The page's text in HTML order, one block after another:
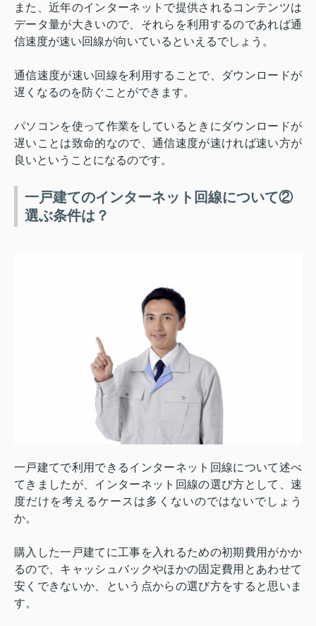
また、近年のインターネットで提供されるコンテンツは
データ量が大きいので、それらを利用するのであれば通
信速度が速い回線が向いているといえるでしょう。
通信速度が速い回線を利用することで、ダウンロードが
遅くなるのを防ぐことができます。
パソコンを使って作業をしているときにダウンロードが
遅いことは致命的なので、通信速度が速ければ速い方が
良いということになるのです。
一戸建てのインターネット回線について②
選ぶ条件は？
一戸建てで利用できるインターネット回線について述べ
てきましたが、インターネット回線の選び方として、速
度だけを考えるケースは多くないのではないでしょう
か。
購入した一戸建てに工事を入れるための初期費用がかか
るので、キャッシュバックやほかの固定費用とあわせて
安くできないか、という点からの選び方をすると思いま
す。